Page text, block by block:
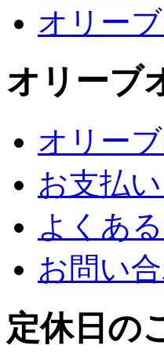
オリー
オリーブ
オリー
お支払
よくあ
お問い
定休日の